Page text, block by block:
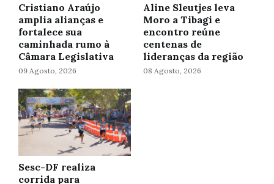
Cristiano Araújo
amplia alianças e
fortalece sua
caminhada rumo à
Câmara Legislativa
09 Agosto, 2026
Aline Sleutjes leva
Moro a Tibagi e
encontro reúne
centenas de
lideranças da região
08 Agosto, 2026
Sesc-DF realiza
corrida para